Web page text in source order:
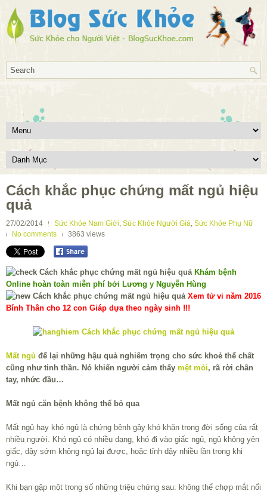
Cách khắc phục chứng mất ngủ hiệu
quả
27/02/2014 Sức Khỏe Nam Giới, Sức Khỏe Người Già, Sức Khỏe Phụ Nữ
No comments
3863 views
Khám bệnh
Online hoàn toàn miễn phí bởi Lương y Nguyễn Hùng
Xem tử vi năm 2016
Bính Thân cho 12 con Giáp dựa theo ngày sinh !!!
Mất ngủ để lại những hậu quả nghiêm trọng cho sức khoẻ thể chất
cũng như tinh thần. Nó khiến người cảm thấy mệt mỏi, rã rời chân
tay, nhức đầu…
Mất ngủ căn bệnh không thể bỏ qua
Mất ngủ hay khó ngủ là chứng bệnh gây khó khăn trong đời sống của rất
nhiều người. Khó ngủ có nhiều dạng, khó đi vào giấc ngủ, ngủ không yên
giấc, dậy sớm không ngủ lại được, hoặc tỉnh dậy nhiều lần trong khi
ngủ…
Khi bạn gặp một trong số những triệu chứng sau: không thể chợp mắt nổi